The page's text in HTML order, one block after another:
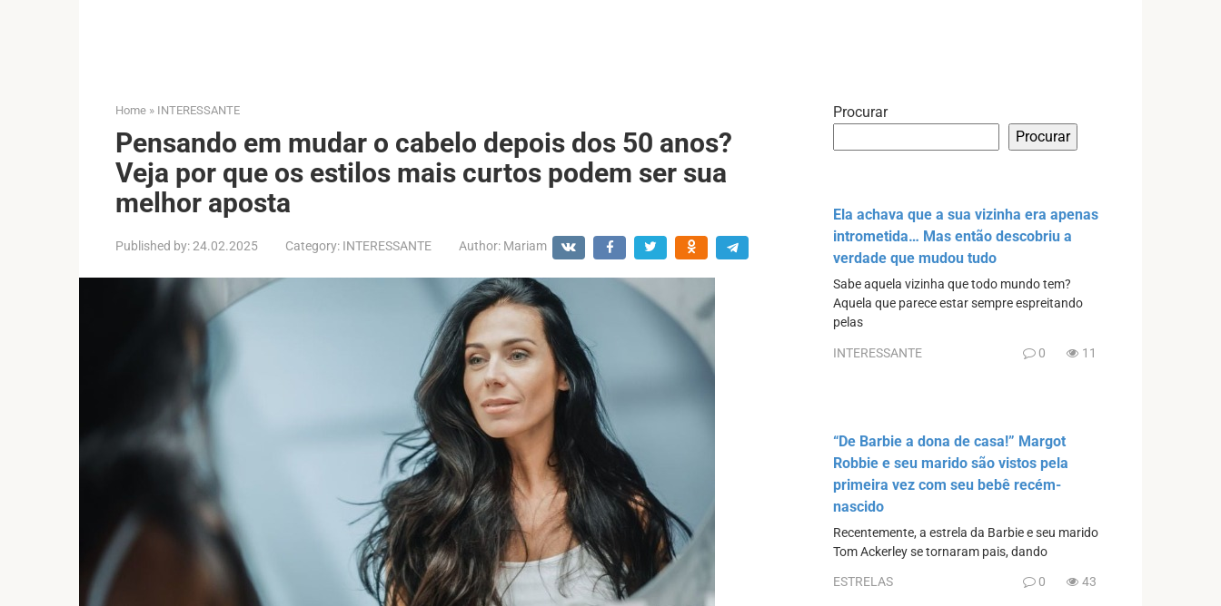
Home » INTERESSANTE
Pensando em mudar o cabelo depois dos 50 anos?
Veja por que os estilos mais curtos podem ser sua
melhor aposta
Published by:24.02.2025 Category: INTERESSANTE Author: Mariam
Procurar
Procurar
Ela achava que a sua vizinha era apenas
intrometida… Mas então descobriu a
verdade que mudou tudo
Sabe aquela vizinha que todo mundo tem?
Aquela que parece estar sempre espreitando
pelas
INTERESSANTE 0 11
“De Barbie a dona de casa!” Margot
Robbie e seu marido são vistos pela
primeira vez com seu bebê recém-
nascido
Recentemente, a estrela da Barbie e seu marido
Tom Ackerley se tornaram pais, dando
ESTRELAS 0 43